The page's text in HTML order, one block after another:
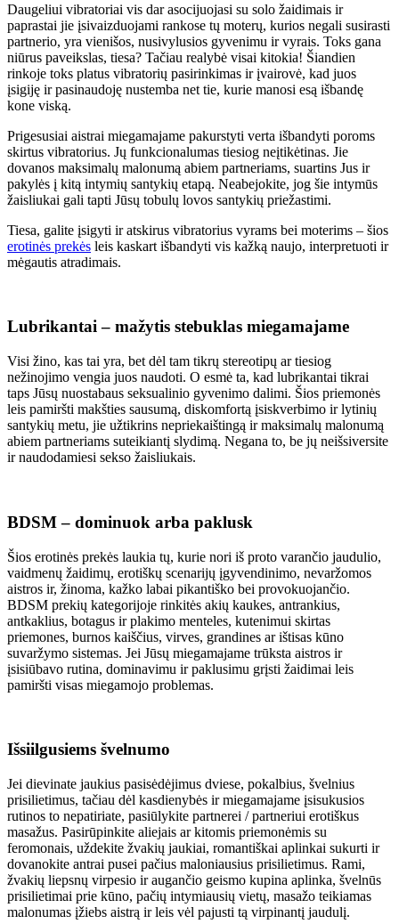
Daugeliui vibratoriai vis dar asocijuojasi su solo žaidimais ir
paprastai jie įsivaizduojami rankose tų moterų, kurios negali susirasti
partnerio, yra vienišos, nusivylusios gyvenimu ir vyrais. Toks gana
niūrus paveikslas, tiesa? Tačiau realybė visai kitokia! Šiandien
rinkoje toks platus vibratorių pasirinkimas ir įvairovė, kad juos
įsigiję ir pasinaudoję nustemba net tie, kurie manosi esą išbandę
kone viską.
Prigesusiai aistrai miegamajame pakurstyti verta išbandyti poroms
skirtus vibratorius. Jų funkcionalumas tiesiog neįtikėtinas. Jie
dovanos maksimalų malonumą abiem partneriams, suartins Jus ir
pakylės į kitą intymių santykių etapą. Neabejokite, jog šie intymūs
žaisliukai gali tapti Jūsų tobulų lovos santykių priežastimi.
Tiesa, galite įsigyti ir atskirus vibratorius vyrams bei moterims – šios
erotinės prekės leis kaskart išbandyti vis kažką naujo, interpretuoti ir
mėgautis atradimais.
Lubrikantai – mažytis stebuklas miegamajame
Visi žino, kas tai yra, bet dėl tam tikrų stereotipų ar tiesiog
nežinojimo vengia juos naudoti. O esmė ta, kad lubrikantai tikrai
taps Jūsų nuostabaus seksualinio gyvenimo dalimi. Šios priemonės
leis pamiršti makšties sausumą, diskomfortą įsiskverbimo ir lytinių
santykių metu, jie užtikrins nepriekaištingą ir maksimalų malonumą
abiem partneriams suteikiantį slydimą. Negana to, be jų neišsiversite
ir naudodamiesi sekso žaisliukais.
BDSM – dominuok arba paklusk
Šios erotinės prekės laukia tų, kurie nori iš proto varančio jaudulio,
vaidmenų žaidimų, erotiškų scenarijų įgyvendinimo, nevaržomos
aistros ir, žinoma, kažko labai pikantiško bei provokuojančio.
BDSM prekių kategorijoje rinkitės akių kaukes, antrankius,
antkaklius, botagus ir plakimo menteles, kutenimui skirtas
priemones, burnos kaiščius, virves, grandines ar ištisas kūno
suvaržymo sistemas. Jei Jūsų miegamajame trūksta aistros ir
įsisiūbavo rutina, dominavimu ir paklusimu grįsti žaidimai leis
pamiršti visas miegamojo problemas.
Išsiilgusiems švelnumo
Jei dievinate jaukius pasisėdėjimus dviese, pokalbius, švelnius
prisilietimus, tačiau dėl kasdienybės ir miegamajame įsisukusios
rutinos to nepatiriate, pasiūlykite partnerei / partneriui erotiškus
masažus. Pasirūpinkite aliejais ar kitomis priemonėmis su
feromonais, uždekite žvakių jaukiai, romantiškai aplinkai sukurti ir
dovanokite antrai pusei pačius maloniausius prisilietimus. Rami,
žvakių liepsnų virpesio ir augančio geismo kupina aplinka, švelnūs
prisilietimai prie kūno, pačių intymiausių vietų, masažo teikiamas
malonumas įžiebs aistrą ir leis vėl pajusti tą virpinantį jaudulį.